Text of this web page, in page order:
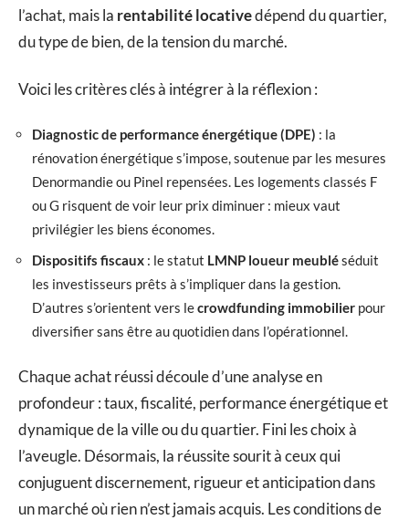
l’achat, mais la rentabilité locativedépend du quartier,
du type de bien, de la tension du marché.
Voici les critères clés à intégrer à la réflexion :
Diagnostic de performance énergétique (DPE) : la
rénovation énergétique s’impose, soutenue par les mesures
Denormandie ou Pinel repensées. Les logements classés F
ou G risquent de voir leur prix diminuer : mieux vaut
privilégier les biens économes.
Dispositifs fiscaux : le statut LMNP loueur meubléséduit
les investisseurs prêts à s’impliquer dans la gestion.
D’autres s’orientent vers lecrowdfunding immobilier pour
diversifier sans être au quotidien dans l’opérationnel.
Chaque achat réussi découle d’une analyse en
profondeur : taux, fiscalité, performance énergétique et
dynamique de la ville ou du quartier. Fini les choix à
l’aveugle. Désormais, la réussite sourit à ceux qui
conjuguent discernement, rigueur et anticipation dans
un marché où rien n’est jamais acquis. Les conditions de